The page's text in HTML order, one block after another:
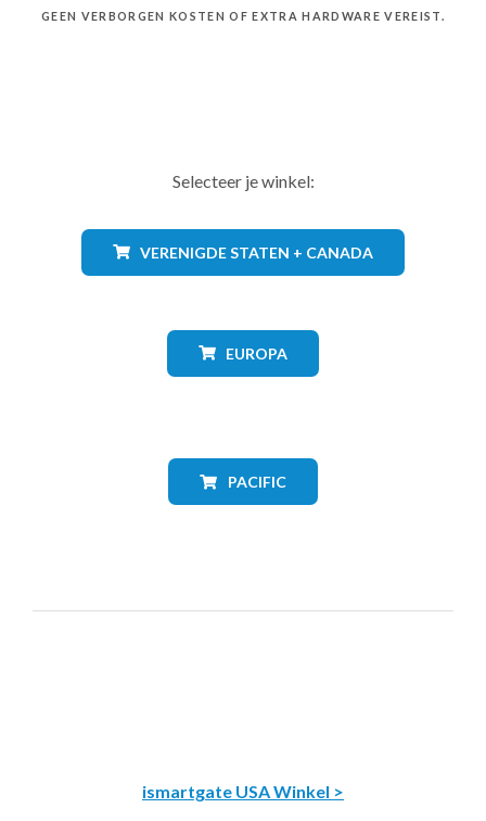
GEEN VERBORGEN KOSTEN OF EXTRA HARDWARE VEREIST.
Selecteer je winkel:
VERENIGDE STATEN + CANADA
EUROPA
PACIFIC
ismartgate USA Winkel >